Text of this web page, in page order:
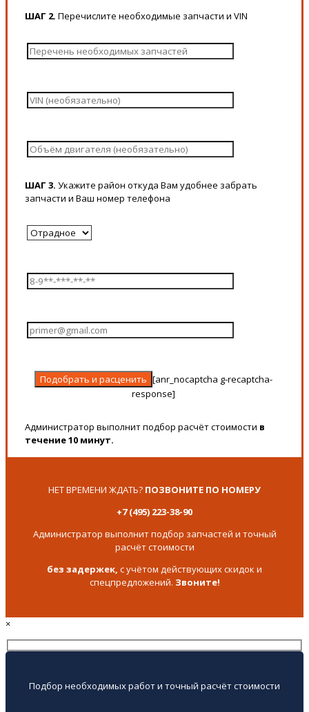
ШАГ 2. Перечислите необходимые запчасти и VIN
ШАГ 3. Укажите район откуда Вам удобнее забрать
запчасти и Ваш номер телефона
[anr_nocaptcha g-recaptcha-
response]
Администратор выполнит подбор расчёт стоимости в
течение 10 минут.
НЕТ ВРЕМЕНИ ЖДАТЬ? ПОЗВОНИТЕ ПО НОМЕРУ
+7 (495) 223-38-90
Администратор выполнит подбор запчастей и точный
расчёт стоимости
без задержек, с учётом действующих скидок и
спецпредложений. Звоните!
×
Подбор необходимых работ и точный расчёт стоимости